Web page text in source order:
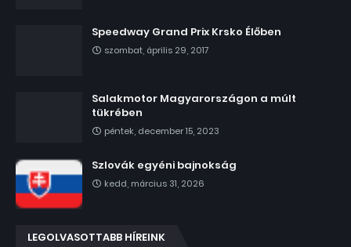
Speedway Grand Prix Krsko Élőben
szombat, április 29, 2017
Salakmotor Magyarországon a múlt
tükrében
péntek, december 15, 2023
Szlovák egyéni bajnokság
kedd, március 31, 2026
LEGOLVASOTTABB HÍREINK